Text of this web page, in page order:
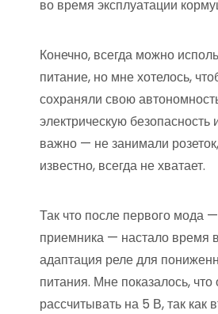
во время эксплуатации
Конечно, всегда можно
питание, но мне хотелось,
сохраняли свою
электрическую безопасность
важно — не занимали
известно, всегда не хватает.
Так что после первого мода
приемника — настало время
адаптация реле для
питания. Мне показалось,
рассчитывать на 5 В, так как